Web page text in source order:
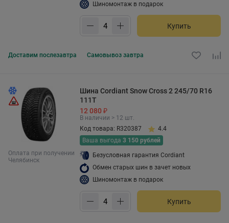
Шиномонтаж в подарок
Купить
Доставим послезавтра Самовывоз завтра
Оплата при получении
Челябинск
Шина Cordiant Snow Cross 2 245/70 R16
111T
12 080 ₽
В наличии > 12 шт.
Код товара: R320387
4.4
Ваша выгода 3 150 рублей
Безусловная гарантия Cordiant
Обмен старых шин в зачет новых
Шиномонтаж в подарок
Купить